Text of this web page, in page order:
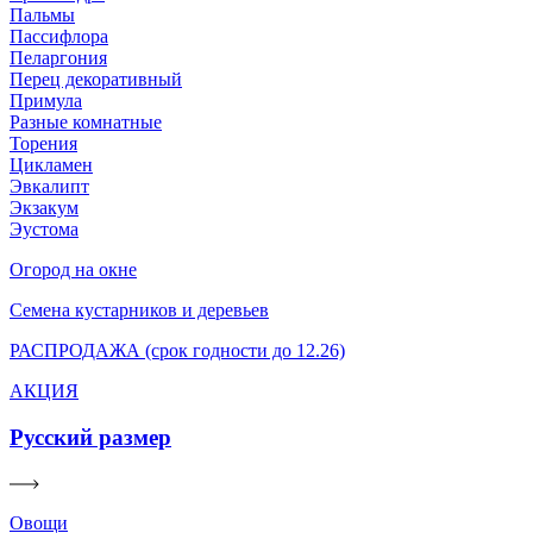
Пальмы
Пассифлора
Пеларгония
Перец декоративный
Примула
Разные комнатные
Торения
Цикламен
Эвкалипт
Экзакум
Эустома
Огород на окне
Семена кустарников и деревьев
РАСПРОДАЖА (срок годности до 12.26)
АКЦИЯ
Русский размер
Овощи